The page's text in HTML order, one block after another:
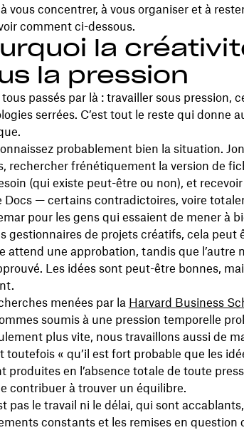
vous concentrer, à vous organiser et à
comment ci-dessous.
la
la pression
passés par là : travailler sous pression,
serrées. C’est tout le reste qui donne
probablement bien la situation.
rechercher frénétiquement la version de
(qui existe peut-être ou non), et
Docs — certains contradictoires, voire
pour les gens qui essaient de mener à
gestionnaires de projets créatifs, cela peut
attend une approbation, tandis que
Les idées sont peut-être bonnes,
menées par la Harvard Business
soumis à une pression temporelle
plus vite, nous travaillons aussi de
toutefois « qu’il est fort probable que les
produites en l’absence totale de toute
contribuer à trouver un équilibre.
pas le travail ni le délai, qui sont
constants et les remises en question